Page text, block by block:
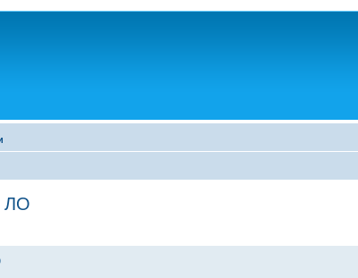
ЛО